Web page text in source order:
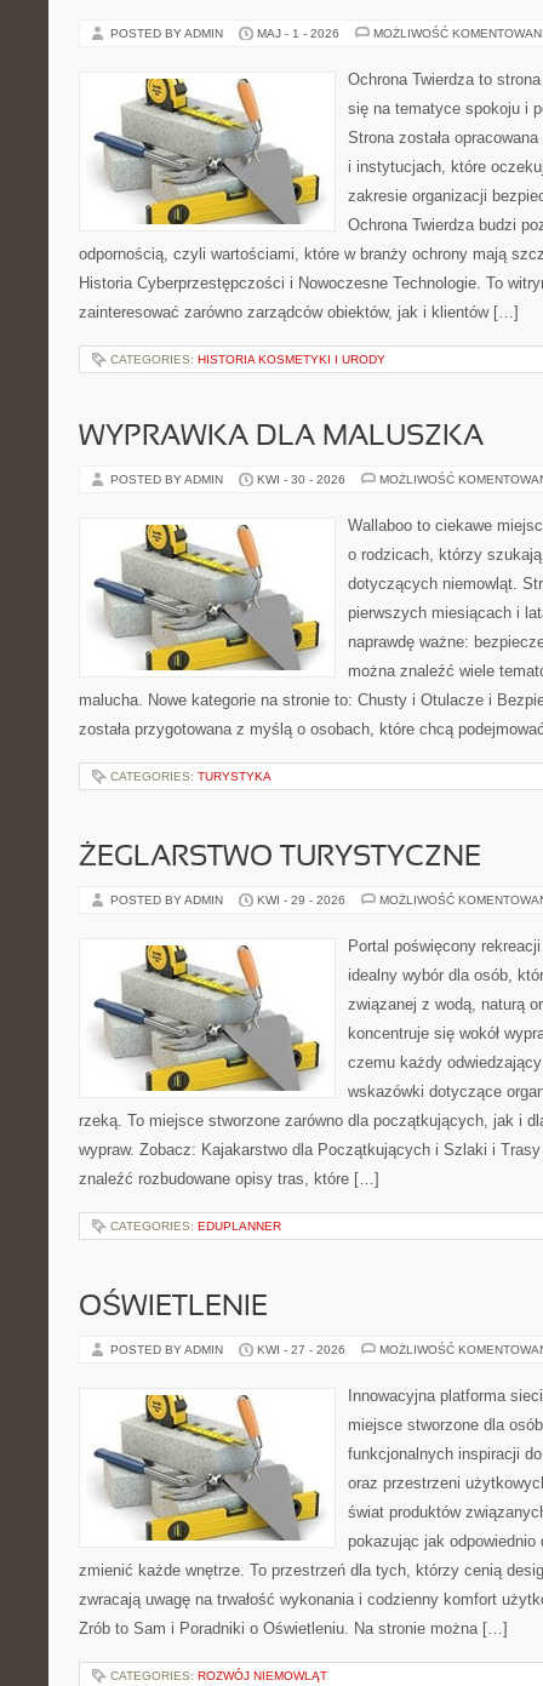
POSTED BY ADMIN MAJ - 1 - 2026 MOŻLIWOŚĆ
Ochrona Twierdza to
się na tematyce spokoju i
Strona została
i instytucjach, które
zakresie organizacji
Ochrona Twierdza budzi
odpornością, czyli wartościami, które w branży ochrony mają
Historia Cyberprzestępczości i Nowoczesne Technologie. To
zainteresować zarówno zarządców obiektów, jak i klientów […]
CATEGORIES: HISTORIA KOSMETYKI I URODY
WYPRAWKA DLA MALUSZKA
POSTED BY ADMIN KWI - 30 - 2026 MOŻLIWOŚĆ
Wallaboo to ciekawe
o rodzicach, którzy
dotyczących niemowląt.
pierwszych miesiącach i
naprawdę ważne:
można znaleźć wiele
malucha. Nowe kategorie na stronie to: Chusty i Otulacze i
została przygotowana z myślą o osobach, które chcą
CATEGORIES: TURYSTYKA
ŻEGLARSTWO TURYSTYCZNE
POSTED BY ADMIN KWI - 29 - 2026 MOŻLIWOŚĆ
Portal poświęcony
idealny wybór dla osób,
związanej z wodą, naturą
koncentruje się wokół
czemu każdy
wskazówki dotyczące
rzeką. To miejsce stworzone zarówno dla początkujących, jak i
wypraw. Zobacz: Kajakarstwo dla Początkujących i Szlaki i
znaleźć rozbudowane opisy tras, które […]
CATEGORIES: EDUPLANNER
OŚWIETLENIE
POSTED BY ADMIN KWI - 27 - 2026 MOŻLIWOŚĆ
Innowacyjna platforma
miejsce stworzone dla
funkcjonalnych inspiracji
oraz przestrzeni
świat produktów
pokazując jak odpowiednio
zmienić każde wnętrze. To przestrzeń dla tych, którzy cenią
zwracają uwagę na trwałość wykonania i codzienny komfort
Zrób to Sam i Poradniki o Oświetleniu. Na stronie można […]
CATEGORIES: ROZWÓJ NIEMOWLĄT